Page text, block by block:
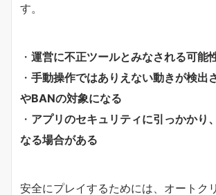
す。
・ 運営に不正ツールとみなされる可能
・ 手動操作ではありえない動きが検出
やBANの対象になる
・ アプリのセキュリティに引っかかり
なる場合がある
安全にプレイするためには、オートク